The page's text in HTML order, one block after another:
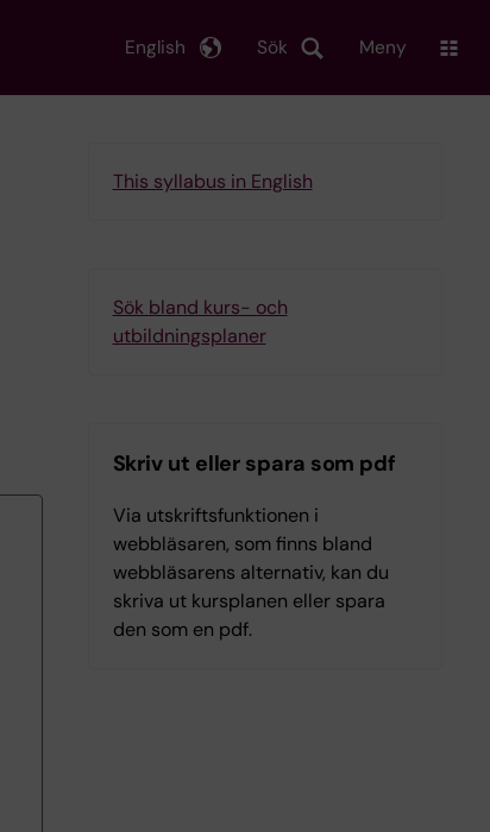
Sök
English Meny
This syllabus in English
Sök bland kurs- och
utbildningsplaner
Skriv ut eller spara som pdf
Via utskriftsfunktionen i
webbläsaren, som finns bland
webbläsarens alternativ, kan du
skriva ut kursplanen eller spara
den som en pdf.